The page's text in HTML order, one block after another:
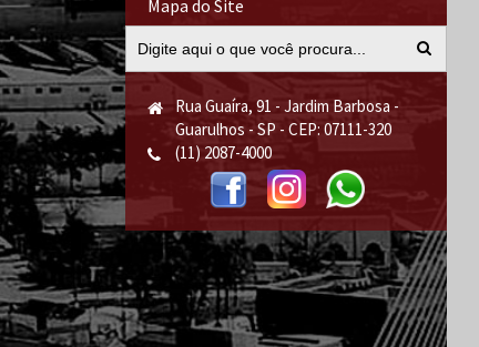
Mapa do Site
Rua Guaíra, 91 - Jardim Barbosa -
Guarulhos - SP - CEP: 07111-320
(11) 2087-4000